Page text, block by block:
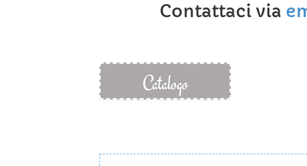
Contattaci via
Catalogo